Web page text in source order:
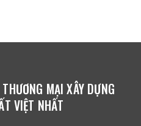
MẠI XÂY DỰNG
VIỆT NHẤT